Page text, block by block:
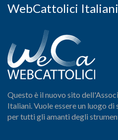
WebCattolici Italiani
Questo è il nuovo sito
Italiani. Vuole essere un luogo
per tutti gli amanti degli